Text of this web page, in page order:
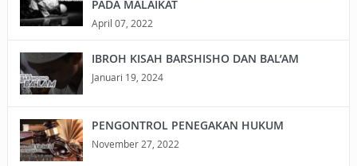
PADA MALAIKAT
April 07, 2022
IBROH KISAH BARSHISHO DAN BAL’AM
Januari 19, 2024
PENGONTROL PENEGAKAN HUKUM
November 27, 2022